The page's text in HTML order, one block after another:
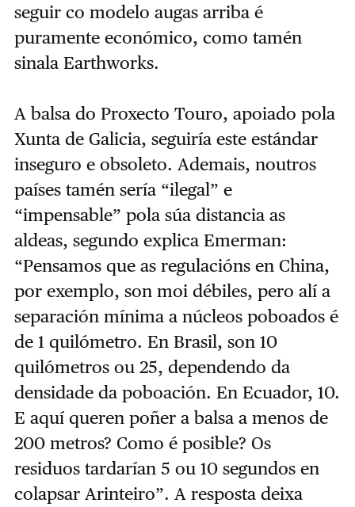
seguir co modelo augas arriba é
puramente económico, como tamén
sinala Earthworks.
A balsa do Proxecto Touro, apoiado pola
Xunta de Galicia, seguiría este estándar
inseguro e obsoleto. Ademais, noutros
países tamén sería “ilegal” e
“impensable” pola súa distancia as
aldeas, segundo explica Emerman:
“Pensamos que as regulacións en China,
por exemplo, son moi débiles, pero alí a
separación mínima a núcleos poboados é
de 1 quilómetro. En Brasil, son 10
quilómetros ou 25, dependendo da
densidade da poboación. En Ecuador, 10.
E aquí queren poñer a balsa a menos de
200 metros? Como é posible? Os
residuos tardarían 5 ou 10 segundos en
colapsar Arinteiro”. A resposta deixa